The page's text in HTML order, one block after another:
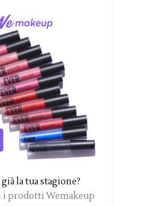
la tua stagione?
prodotti Wemakeup